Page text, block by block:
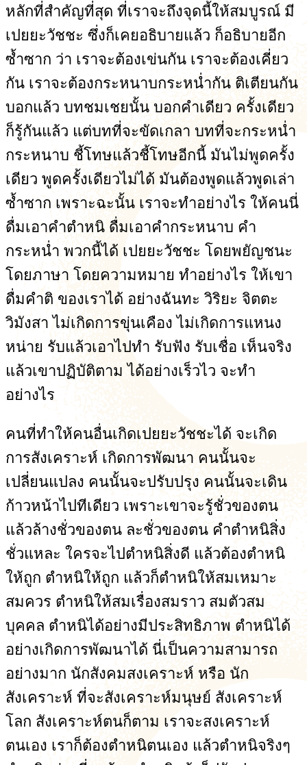
หลักที่สำคัญที่สุด ที่เราจะถึงจุดนี้ให้สมบูรณ์ มี
เปยยะวัชชะ ซึ่งก็เคยอธิบายแล้ว ก็อธิบายอีก
ซ้ำซาก ว่า เราจะต้องเข่นกัน เราจะต้องเคี่ยว
กัน เราจะต้องกระหนาบกระหน่ำกัน ติเตียนกัน
บอกแล้ว บทชมเชยนั้น บอกคำเดียว ครั้งเดียว
ก็รู้กันแล้ว แต่บทที่จะขัดเกลา บทที่จะกระหน่ำ
กระหนาบ ชี้โทษแล้วชี้โทษอีกนี้ มันไม่พูดครั้ง
เดียว พูดครั้งเดียวไม่ได้ มันต้องพูดแล้วพูดเล่า
ซ้ำซาก เพราะฉะนั้น เราจะทำอย่างไร ให้คนนี่
ดื่มเอาคำตำหนิ ดื่มเอาคำกระหนาบ คำ
กระหน่ำ พวกนี้ได้ เปยยะวัชชะ โดยพยัญชนะ
โดยภาษา โดยความหมาย ทำอย่างไร ให้เขา
ดื่มคำติ ของเราได้ อย่างฉันทะ วิริยะ จิตตะ
วิมังสา ไม่เกิดการขุ่นเคือง ไม่เกิดการแหนง
หน่าย รับแล้วเอาไปทำ รับฟัง รับเชื่อ เห็นจริง
แล้วเขาปฏิบัติตาม ได้อย่างเร็วไว จะทำ
อย่างไร
คนที่ทำให้คนอื่นเกิดเปยยะวัชชะได้ จะเกิด
การสังเคราะห์ เกิดการพัฒนา คนนั้นจะ
เปลี่ยนแปลง คนนั้นจะปรับปรุง คนนั้นจะเดิน
ก้าวหน้าไปทีเดียว เพราะเขาจะรู้ชั่วของตน
แล้วล้างชั่วของตน ละชั่วของตน คำตำหนิสิ่ง
ชั่วแหละ ใครจะไปตำหนิสิ่งดี แล้วต้องตำหนิ
ให้ถูก ตำหนิให้ถูก แล้วก็ตำหนิให้สมเหมาะ
สมควร ตำหนิให้สมเรื่องสมราว สมตัวสม
บุคคล ตำหนิได้อย่างมีประสิทธิภาพ ตำหนิได้
อย่างเกิดการพัฒนาได้ นี่เป็นความสามารถ
อย่างมาก นักสังคมสงเคราะห์ หรือ นัก
สังเคราะห์ ที่จะสังเคราะห์มนุษย์ สังเคราะห์
โลก สังเคราะห์ตนก็ตาม เราจะสงเคราะห์
ตนเอง เราก็ต้องตำหนิตนเอง แล้วตำหนิจริงๆ